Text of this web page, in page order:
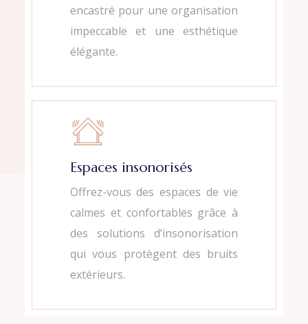
encastré pour une organisation
impeccable et une esthétique
élégante.
Espaces insonorisés
Offrez-vous des espaces de vie
calmes et confortables grâce à
des solutions d’insonorisation
qui vous protègent des bruits
extérieurs.